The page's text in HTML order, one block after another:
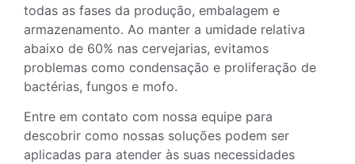
todas as fases da produção, embalagem e
armazenamento. Ao manter a umidade relativa
abaixo de 60% nas cervejarias, evitamos
problemas como condensação e proliferação de
bactérias, fungos e mofo.
Entre em contato com nossa equipe para
descobrir como nossas soluções podem ser
aplicadas para atender às suas necessidades